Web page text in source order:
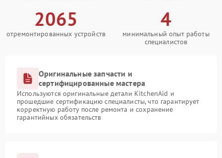
2065
отремонтированных устройств
4
минимальный опыт работы
специалистов
Оригинальные запчасти и
сертифицированные мастера
Используются оригинальные детали KitchenAid и
прошедшие сертификацию специалисты, что гарантирует
корректную работу после ремонта и сохранение
гарантийных обязательств